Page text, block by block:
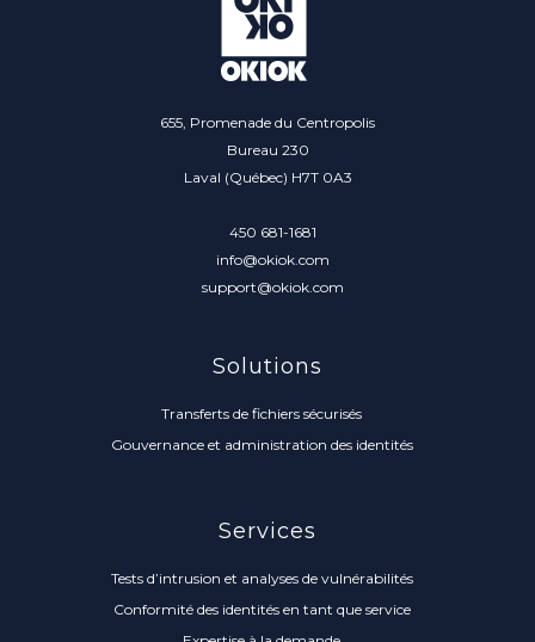
655, Promenade du Centropolis
Bureau 230
Laval (Québec) H7T 0A3
450 681-1681
info@okiok.com
support@okiok.com
Solutions
Transferts de fichiers sécurisés
Gouvernance et administration des identités
Services
Tests d’intrusion et analyses de vulnérabilités
Conformité des identités en tant que service